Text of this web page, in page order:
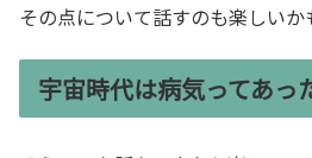
その点について話すのも楽しいか
宇宙時代は病気ってあっ